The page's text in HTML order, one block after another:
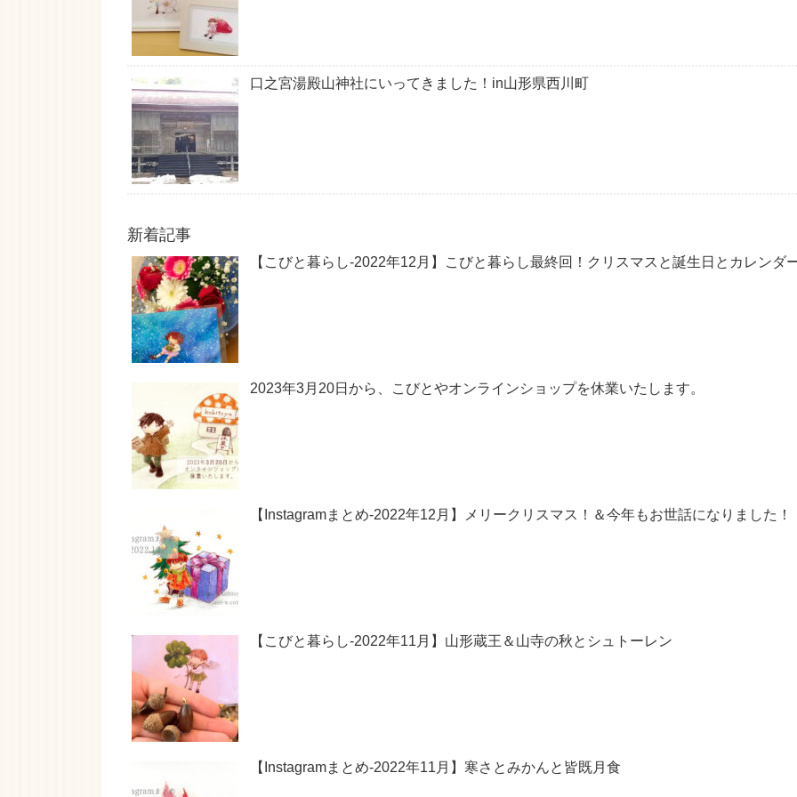
口之宮湯殿山神社にいってきました！in山形県西川町
新着記事
【こびと暮らし-2022年12月】こびと暮らし最終回！クリスマスと誕生日とカレンダ
2023年3月20日から、こびとやオンラインショップを休業いたします。
【Instagramまとめ-2022年12月】メリークリスマス！＆今年もお世話になりました！
【こびと暮らし-2022年11月】山形蔵王＆山寺の秋とシュトーレン
【Instagramまとめ-2022年11月】寒さとみかんと皆既月食